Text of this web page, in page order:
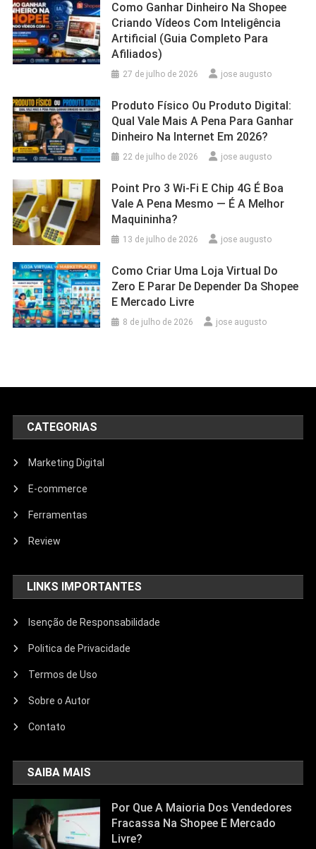
Como Ganhar Dinheiro Na Shopee
Criando Vídeos Com Inteligência
Artificial (Guia Completo Para
Afiliados)
27 de julho de 2026 jose augusto
Produto Físico Ou Produto Digital:
Qual Vale Mais A Pena Para Ganhar
Dinheiro Na Internet Em 2026?
22 de julho de 2026 jose augusto
Point Pro 3 Wi‑Fi E Chip 4G É Boa
Vale A Pena Mesmo — É A Melhor
Maquininha?
13 de julho de 2026 jose augusto
Como Criar Uma Loja Virtual Do
Zero E Parar De Depender Da Shopee
E Mercado Livre
8 de julho de 2026 jose augusto
CATEGORIAS
Marketing Digital
E-commerce
Ferramentas
Review
LINKS IMPORTANTES
Isenção de Responsabilidade
Politica de Privacidade
Termos de Uso
Sobre o Autor
Contato
SAIBA MAIS
Por Que A Maioria Dos Vendedores
Fracassa Na Shopee E Mercado
Livre?